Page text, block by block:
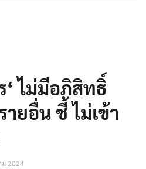
‘ ไม่มีอภิสิทธิ์
ยอื่น ชี้ ไม่เข้า
ม 2024